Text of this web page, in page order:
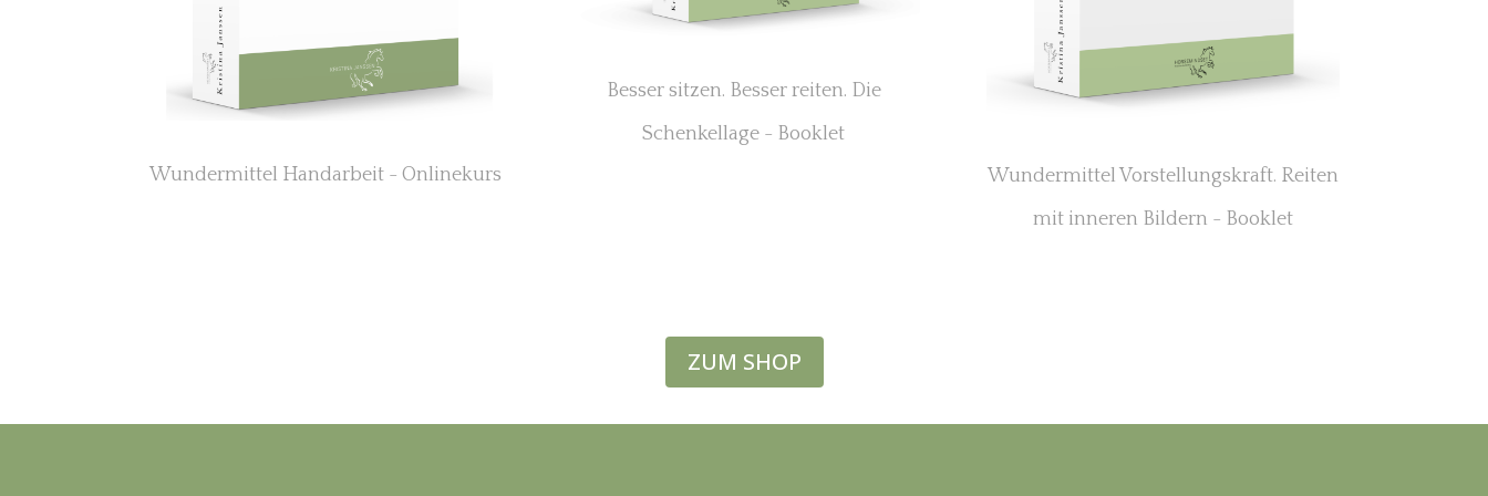
Wundermittel Handarbeit - Onlinekurs
Besser sitzen. Besser reiten. Die
Schenkellage - Booklet
Wundermittel Vorstellungskraft. Reiten
mit inneren Bildern - Booklet
ZUM SHOP